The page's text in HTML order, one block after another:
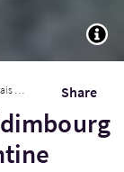
Share